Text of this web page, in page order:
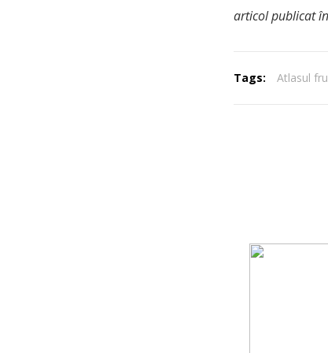
articol publicat
Tags: Atlasul